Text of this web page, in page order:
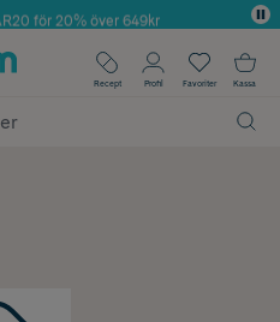
inom Skönhet
för 20% över 649kr
frakt
alla köp*
Recept Profil Favoriter Kassa